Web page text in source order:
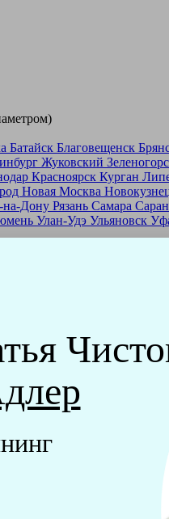
Батайск Благовещенск
Жуковский
Красноярск Курган
Новая Москва
на-Дону Рязань Самара
Улан-Удэ Ульяновск
девушки, в возрасте от 24
центре, а также
Чистовы".
средств, которые наши